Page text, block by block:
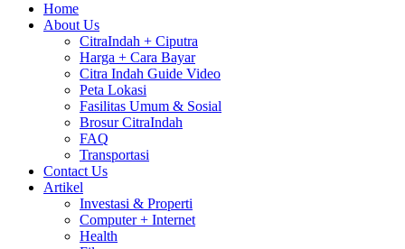
Home
About Us
CitraIndah + Ciputra
Harga + Cara Bayar
Citra Indah Guide Video
Peta Lokasi
Fasilitas Umum & Sosial
Brosur CitraIndah
FAQ
Transportasi
Contact Us
Artikel
Investasi & Properti
Computer + Internet
Health